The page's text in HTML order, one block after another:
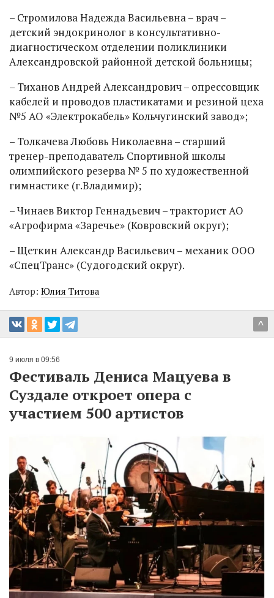
– Стромилова Надежда Васильевна – врач –
детский эндокринолог в консультативно-
диагностическом отделении поликлиники
Александровской районной детской больницы;
– Тиханов Андрей Александрович – опрессовщик
кабелей и проводов пластикатами и резиной цеха
№5 АО «Электрокабель» Кольчугинский завод»;
– Толкачева Любовь Николаевна – старший
тренер-преподаватель Спортивной школы
олимпийского резерва № 5 по художественной
гимнастике (г.Владимир);
– Чинаев Виктор Геннадьевич – тракторист АО
«Агрофирма «Заречье» (Ковровский округ);
– Щеткин Александр Васильевич – механик ООО
«СпецТранс» (Судогодский округ).
Автор: Юлия Титова
^
9 июля в 09:56
Фестиваль Дениса Мацуева в
Суздале откроет опера с
участием 500 артистов